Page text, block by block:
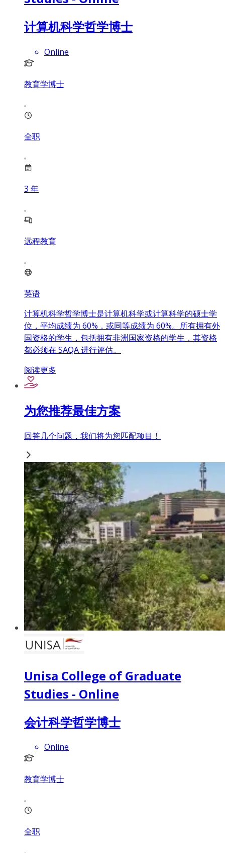
计算机科学哲学博士
Online
教育学博士
全职
3 年
远程教育
英语
计算机科学哲学博士是计算机科学或计算科学的硕士学
位，平均成绩为 60%，或同等成绩为 60%。所有拥有外
国资格的学生，包括拥有非洲国家资格的学生，其资格
都必须在 SAQA 进行评估。
阅读更多
为您推荐最佳方案
回答几个问题，我们将为您匹配项目！
Unisa College of Graduate
Studies - Online
会计科学哲学博士
Online
教育学博士
全职